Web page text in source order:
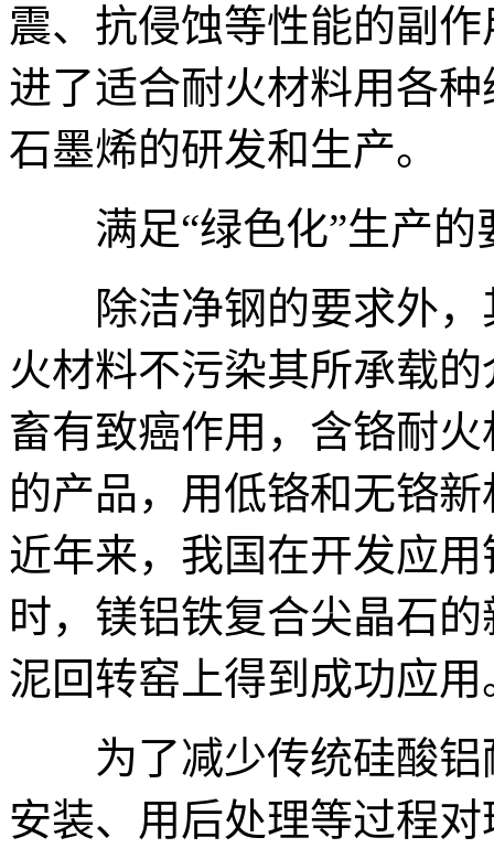
震、抗侵蚀等性能的副
进了适合耐火材料用各
石墨烯的研发和生产。
满足“绿色化”生产的
除洁净钢的要求外，
火材料不污染其所承载
畜有致癌作用，含铬耐
的产品，用低铬和无铬
近年来，我国在开发应
时，镁铝铁复合尖晶石
泥回转窑上得到成功应用
为了减少传统硅酸铝
安装、用后处理等过程